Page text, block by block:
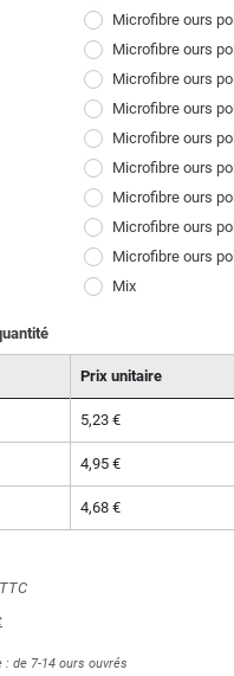
Microfibre ours
Microfibre ours
Microfibre ours
Microfibre ours
Microfibre ours
Microfibre ours
Microfibre ours
Microfibre ours
Microfibre ours
Mix
Prix unitaire
5,23 €
4,95 €
4,68 €
TTC
de 7-14 ours ouvrés